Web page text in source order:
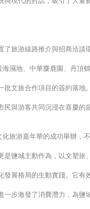
了旅游線路推介與招商洽談
海濕地、中華麋鹿園、丹頂
批文旅合作項目的簽約落地
民與游客共同沉浸在喜慶的
化旅游嘉年華的成功舉辦，
是鹽城主動作為，以文塑旅
發展格局的生動實踐。它有
一步激發了消費潛力，為鹽